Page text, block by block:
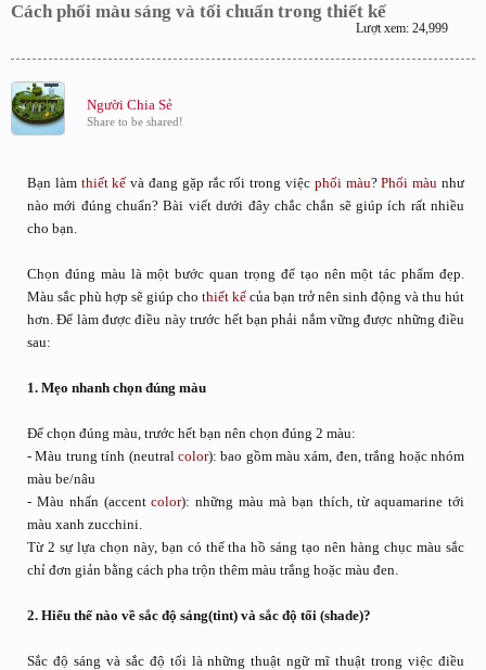
Cách phối màu sáng và tối chuẩn trong thiết kế
Lượt xem: 24,999
Người Chia Sẻ
Share to be shared!
Bạn làm thiết kế và đang gặp rắc rối trong việc phối màu?Phối màu như
nào mới đúng chuẩn? Bài viết dưới đây chắc chắn sẽ giúp ích rất nhiều
cho bạn.
Chọn đúng màu là một bước quan trọng để tạo nên một tác phẩm đẹp.
Màu sắc phù hợp sẽ giúp cho thiết kế của bạn trở nên sinh động và thu hút
hơn. Để làm được điều này trước hết bạn phải nắm vững được những điều
sau:
1. Mẹo nhanh chọn đúng màu
Để chọn đúng màu, trước hết bạn nên chọn đúng 2 màu:
- Màu trung tính (neutral color): bao gồm màu xám, đen, trắng hoặc nhóm
màu be/nâu
- Màu nhấn (accentcolor): những màu mà bạn thích, từ aquamarine tới
màu xanh zucchini.
Từ 2 sự lựa chọn này, bạn có thể tha hồ sáng tạo nên hàng chục màu sắc
chỉ đơn giản bằng cách pha trộn thêm màu trắng hoặc màu đen.
2. Hiểu thế nào về sắc độ sáng(tint) và sắc độ tối (shade)?
Sắc độ sáng và sắc độ tối là những thuật ngữ mĩ thuật trong việc điều